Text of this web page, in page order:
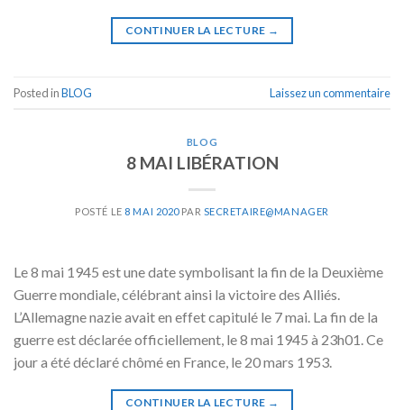
CONTINUER LA LECTURE →
Posted inBLOG Laissez un commentaire
BLOG
8 MAI LIBÉRATION
POSTÉ LE 8 MAI 2020PAR SECRETAIRE@MANAGER
Le 8 mai 1945 est une date symbolisant la fin de la Deuxième
Guerre mondiale, célébrant ainsi la victoire des Alliés.
L’Allemagne nazie avait en effet capitulé le 7 mai. La fin de la
guerre est déclarée officiellement, le 8 mai 1945 à 23h01. Ce
jour a été déclaré chômé en France, le 20 mars 1953.
CONTINUER LA LECTURE →